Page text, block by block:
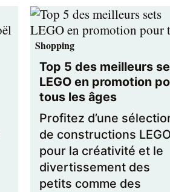
Shopping
Top 5 des meilleurs
LEGO en promotion
tous les âges
Profitez d’une
de constructions
pour la créativité et le
divertissement des
petits comme des